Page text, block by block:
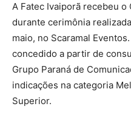
A Fatec Ivaiporã recebeu
durante cerimônia
maio, no Scaramal
concedido a partir de
Grupo Paraná de
indicações na categoria
Superior.